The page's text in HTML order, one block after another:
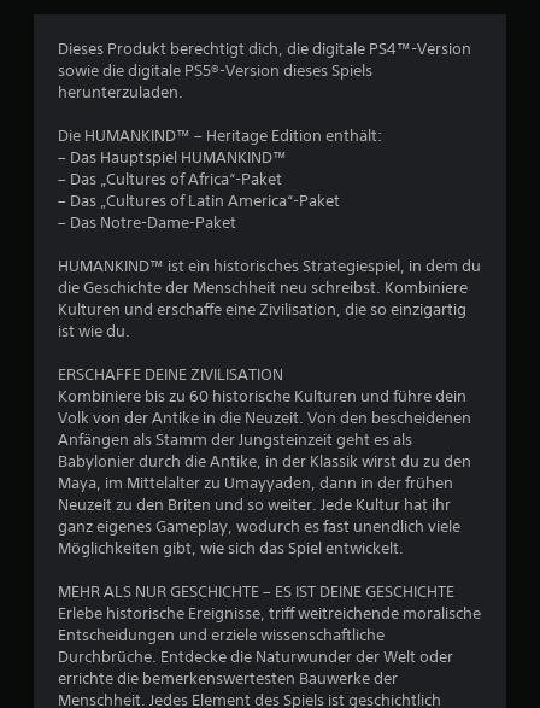
0
0
w
r
t
u
n
e
n
Dieses Produkt berechtigt dich, die digitale PS4™-Version
sowie die digitale PS5®-Version dieses Spiels
herunterzuladen.
Die HUMANKIND™ – Heritage Edition enthält:
– Das Hauptspiel HUMANKIND™
– Das „Cultures of Africa“-Paket
– Das „Cultures of Latin America“-Paket
– Das Notre-Dame-Paket
HUMANKIND™ ist ein historisches Strategiespiel, in dem du
die Geschichte der Menschheit neu schreibst. Kombiniere
Kulturen und erschaffe eine Zivilisation, die so einzigartig
ist wie du.
ERSCHAFFE DEINE ZIVILISATION
Kombiniere bis zu 60 historische Kulturen und führe dein
Volk von der Antike in die Neuzeit. Von den bescheidenen
Anfängen als Stamm der Jungsteinzeit geht es als
Babylonier durch die Antike, in der Klassik wirst du zu den
Maya, im Mittelalter zu Umayyaden, dann in der frühen
Neuzeit zu den Briten und so weiter. Jede Kultur hat ihr
ganz eigenes Gameplay, wodurch es fast unendlich viele
Möglichkeiten gibt, wie sich das Spiel entwickelt.
MEHR ALS NUR GESCHICHTE – ES IST DEINE GESCHICHTE
Erlebe historische Ereignisse, triff weitreichende moralische
Entscheidungen und erziele wissenschaftliche
Durchbrüche. Entdecke die Naturwunder der Welt oder
errichte die bemerkenswertesten Bauwerke der
Menschheit. Jedes Element des Spiels ist geschichtlich